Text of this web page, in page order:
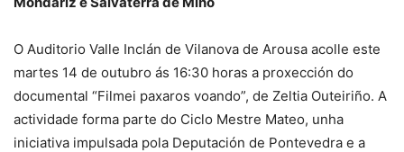
O Auditorio Valle Inclán de Vilanova de Arousa acolle este
martes 14 de outubro ás 16:30 horas a proxección do
documental “Filmei paxaros voando”, de Zeltia Outeiriño. A
actividade forma parte do Ciclo Mestre Mateo, unha
iniciativa impulsada pola Deputación de Pontevedra e a